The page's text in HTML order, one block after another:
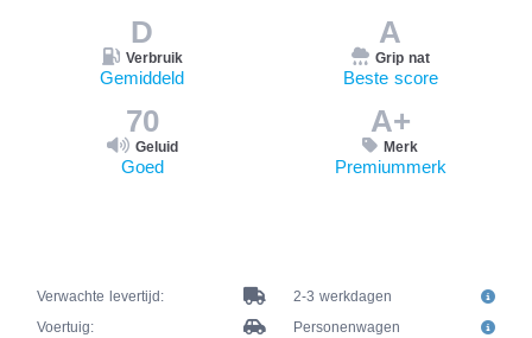
D
Verbruik
Gemiddeld
A
Grip nat
Beste score
70
Geluid
Goed
A+
Merk
Premiummerk
Verwachte levertijd:
2-3 werkdagen
Voertuig:
Personenwagen